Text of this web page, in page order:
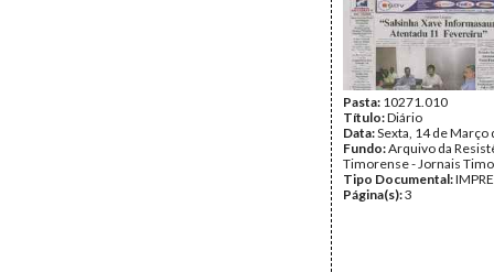
Pasta: 10271.010
Título:Diário
Data:Sexta, 14 de Março
Fundo:Arquivo da
Timorense - Jornais
Tipo Documental:
Página(s):3